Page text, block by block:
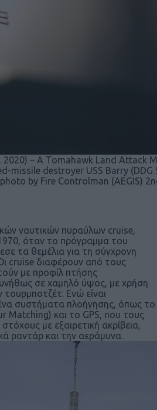
2020) – A Tomahawk Land
missile destroyer USS Barry
photo by Fire Controlman (AEGIS)
ναυτικών πυραύλων cruise,
όταν το πρόγραμμα του
τα θεμέλια για τη σύγχρονη
cruise διαφέρουν από τους
με προφίλ πτήσης
σε χαμηλό ύψος, με χρήση
τουρμποτζέτ. Ενώ είναι
συστήματα πλοήγησης, όπως το
Matching) και το GPS, που τους
με εξαιρετική ακρίβεια,
ραντάρ και την αεράμυνα.